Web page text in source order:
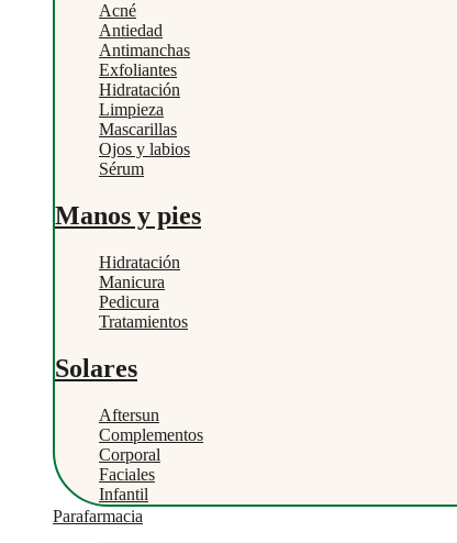
Acné
Antiedad
Antimanchas
Exfoliantes
Hidratación
Limpieza
Mascarillas
Ojos y labios
Sérum
Manos y pies
Hidratación
Manicura
Pedicura
Tratamientos
Solares
Aftersun
Complementos
Corporal
Faciales
Infantil
Parafarmacia